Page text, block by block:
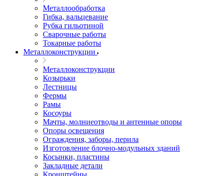
Металлообработка
Гибка, вальцевание
Рубка гильотиной
Сварочные работы
Токарные работы
Металлоконструкции
Металлоконструкции
Козырьки
Лестницы
Фермы
Рамы
Косоуры
Мачты, молниеотводы и антенные опоры
Опоры освещения
Ограждения, заборы, перила
Изготовление блочно-модульных зданий
Косынки, пластины
Закладные детали
Кронштейны